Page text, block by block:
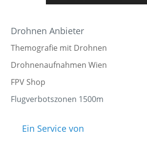
Drohnen Anbieter
Themografie mit Drohnen
Drohnenaufnahmen Wien
FPV Shop
Flugverbotszonen 1500m
Ein Service von